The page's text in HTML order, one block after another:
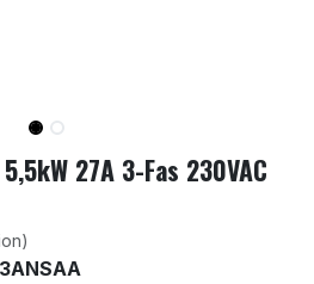
27A 3-Fas 230VAC